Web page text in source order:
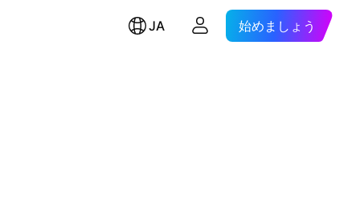
JA 始めましょう